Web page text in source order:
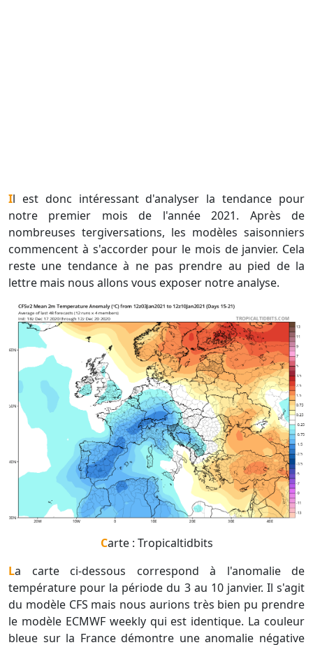
Il est donc intéressant d'analyser la tendance pour
notre premier mois de l'année 2021. Après de
nombreuses tergiversations, les modèles saisonniers
commencent à s'accorder pour le mois de janvier. Cela
reste une tendance à ne pas prendre au pied de la
lettre mais nous allons vous exposer notre analyse.
Carte : Tropicaltidbits
La carte ci-dessous correspond à l'anomalie de
température pour la période du 3 au 10 janvier. Il s'agit
du modèle CFS mais nous aurions très bien pu prendre
le modèle ECMWF weekly qui est identique. La couleur
bleue sur la France démontre une anomalie négative